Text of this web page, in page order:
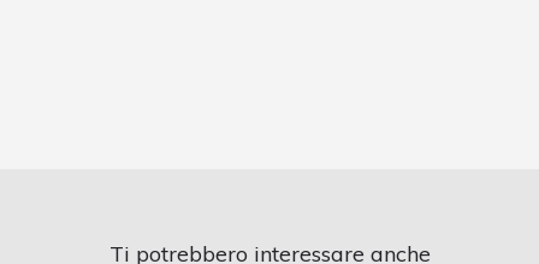
Ti potrebbero interessare anche